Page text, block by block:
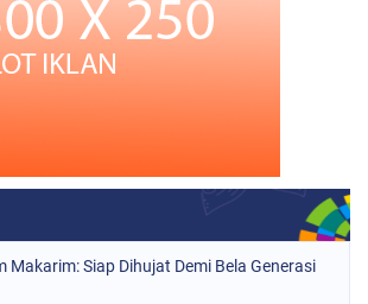
Makarim: Siap Dihujat Demi Bela Generasi